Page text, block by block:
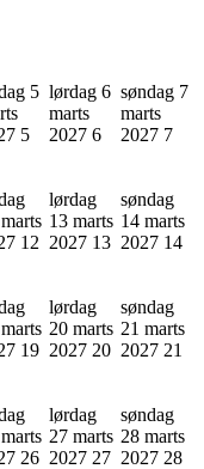
5
5
lørdag 6
marts
2027 6
søndag 7
marts
2027 7
12
lørdag
13 marts
2027 13
søndag
14 marts
2027 14
19
lørdag
20 marts
2027 20
søndag
21 marts
2027 21
26
lørdag
27 marts
2027 27
søndag
28 marts
2027 28